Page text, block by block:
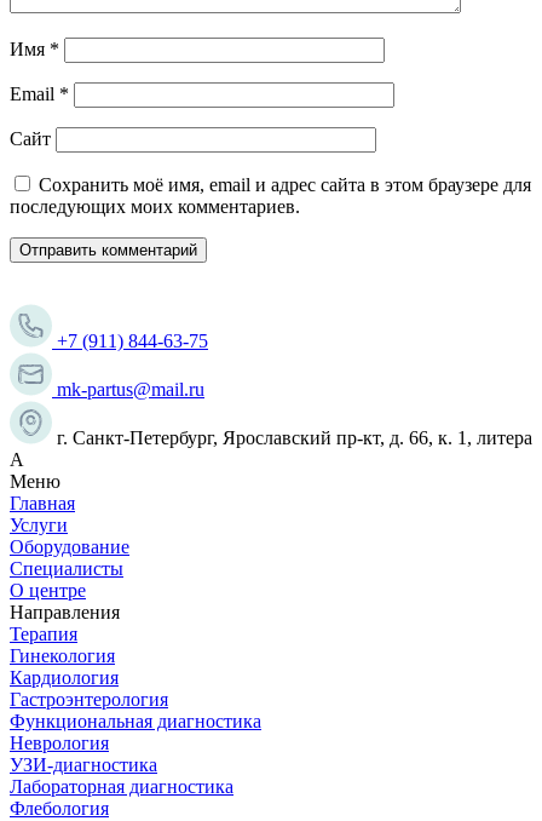
Имя *
Email *
Сайт
Сохранить моё имя, email и адрес сайта в этом браузере для
последующих моих комментариев.
+7 (911) 844-63-75
mk-partus@mail.ru
г. Санкт-Петербург, Ярославский пр-кт, д. 66, к. 1, литера
А
Меню
Главная
Услуги
Оборудование
Специалисты
О центре
Направления
Терапия
Гинекология
Кардиология
Гастроэнтерология
Функциональная диагностика
Неврология
УЗИ-диагностика
Лабораторная диагностика
Флебология